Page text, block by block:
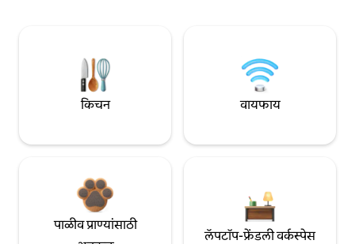
किचन वायफाय
पाळीव प्राण्यांसाठी
लॅपटॉप-फ्रेंडली वर्कस्पेस